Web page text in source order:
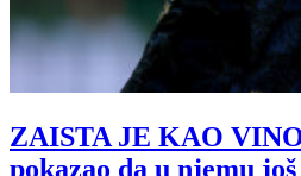
ZAISTA JE KAO
pokazao da u njemu